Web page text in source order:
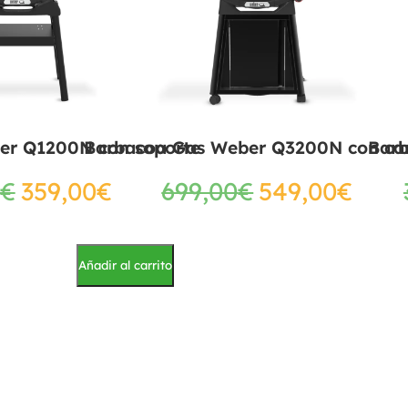
Q1200N con soporte
€359,00€
Barbacoa Gas Weber Q3200N con
699,00€549,00€
Añadir al carrito